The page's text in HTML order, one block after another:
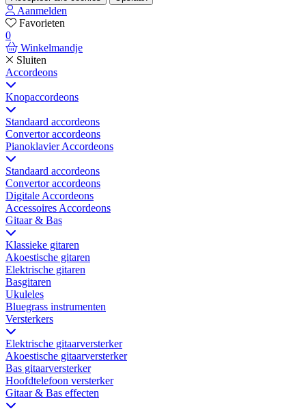
Aanmelden
Favorieten
0
Winkelmandje
Sluiten
Accordeons
Knopaccordeons
Standaard accordeons
Convertor accordeons
Pianoklavier Accordeons
Standaard accordeons
Convertor accordeons
Digitale Accordeons
Accessoires Accordeons
Gitaar & Bas
Klassieke gitaren
Akoestische gitaren
Elektrische gitaren
Basgitaren
Ukuleles
Bluegrass instrumenten
Versterkers
Elektrische gitaarversterker
Akoestische gitaarversterker
Bas gitaarversterker
Hoofdtelefoon versterker
Gitaar & Bas effecten